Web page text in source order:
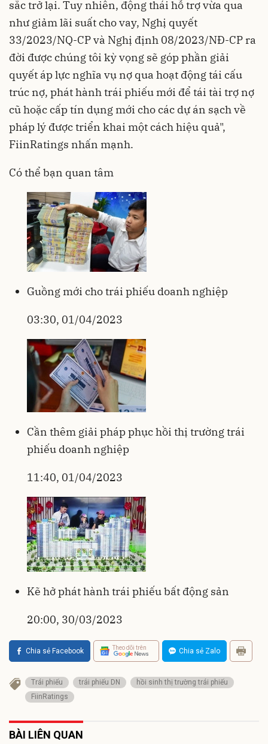
sắc trở lại. Tuy nhiên, động thái hỗ trợ vừa qua
như giảm lãi suất cho vay, Nghị quyết
33/2023/NQ-CP và Nghị định 08/2023/NĐ-CP ra
đời được chúng tôi kỳ vọng sẽ góp phần giải
quyết áp lực nghĩa vụ nợ qua hoạt động tái cấu
trúc nợ, phát hành trái phiếu mới để tái tài trợ nợ
cũ hoặc cấp tín dụng mới cho các dự án sạch về
pháp lý được triển khai một cách hiệu quả",
FiinRatings nhấn mạnh.
Có thể bạn quan tâm
Guồng mới cho trái phiếu doanh nghiệp
03:30, 01/04/2023
Cần thêm giải pháp phục hồi thị trường trái
phiếu doanh nghiệp
11:40, 01/04/2023
Kẽ hở phát hành trái phiếu bất động sản
20:00, 30/03/2023
Chia sẻ Facebook Theo dõi trên Chia sẻ Zalo
Trái phiếu trái phiếu DN
hồi sinh thị trường trái phiếu
FiinRatings
BÀI LIÊN QUAN